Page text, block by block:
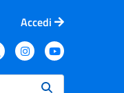
Accedi